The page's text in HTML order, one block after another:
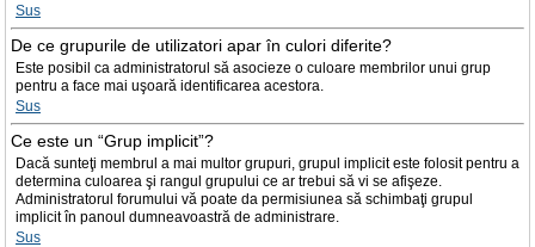
Sus
De ce grupurile de utilizatori apar în culori diferite?
Este posibil ca administratorul să asocieze o culoare membrilor unui grup
pentru a face mai uşoară identificarea acestora.
Sus
Ce este un “Grup implicit”?
Dacă sunteţi membrul a mai multor grupuri, grupul implicit este folosit pentru a
determina culoarea şi rangul grupului ce ar trebui să vi se afişeze.
Administratorul forumului vă poate da permisiunea să schimbaţi grupul
implicit în panoul dumneavoastră de administrare.
Sus